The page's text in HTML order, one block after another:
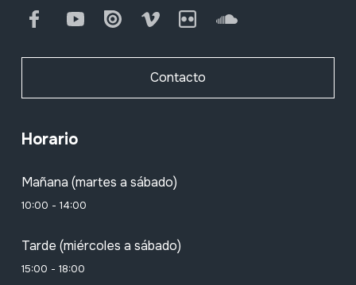
FacebookYoutube Issuu Vimeo Flickr SoundCloud
Contacto
Horario
Mañana (martes a sábado)
10:00 - 14:00
Tarde (miércoles a sábado)
15:00 - 18:00